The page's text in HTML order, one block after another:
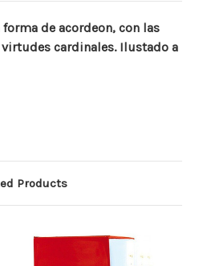
de acordeon, con las
cardinales. Ilustado a
Products